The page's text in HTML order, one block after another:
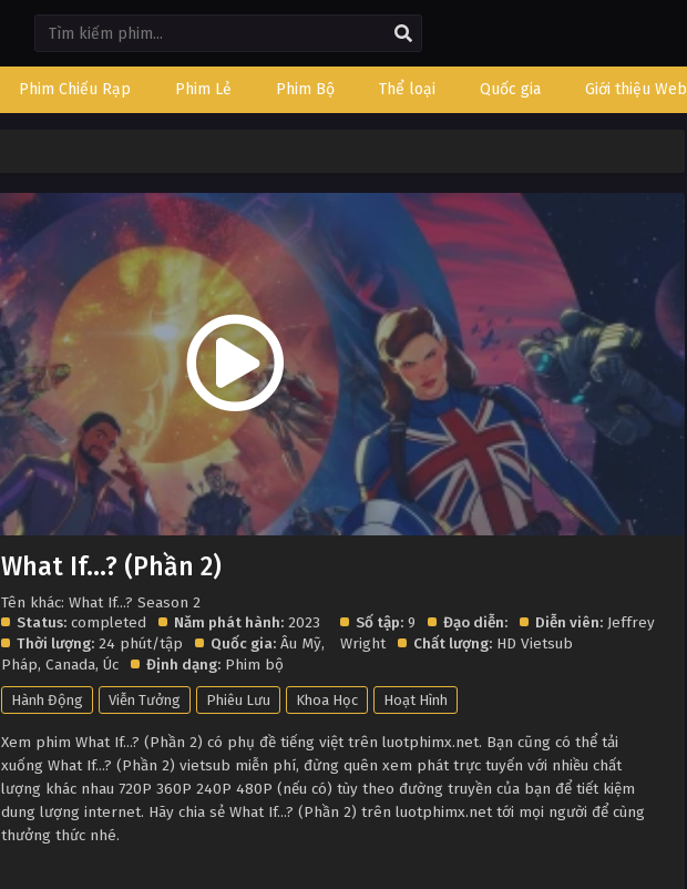
Phim Chiếu Rạp Phim Lẻ Phim Bộ Thể loại Quốc gia Giới thiệu Web
What If...? (Phần 2)
Tên khác: What If...? Season 2
Status: completed Năm phát hành: 2023
Thời lượng: 24 phút/tập Quốc gia: Âu Mỹ,
Pháp, Canada, Úc Định dạng: Phim bộ
Số tập:9 Đạo diễn: Diễn viên: Jeffrey
Wright
Chất lượng: HD Vietsub
Hành Động Viễn Tưởng Phiêu Lưu Khoa Học Hoạt Hình
Xem phim What If...? (Phần 2) có phụ đề tiếng việt trên luotphimx.net. Bạn cũng có thể tải
xuống What If...? (Phần 2) vietsub miễn phí, đừng quên xem phát trực tuyến với nhiều chất
lượng khác nhau 720P 360P 240P 480P (nếu có) tùy theo đường truyền của bạn để tiết kiệm
dung lượng internet. Hãy chia sẻ What If...? (Phần 2) trên luotphimx.net tới mọi người để cùng
thưởng thức nhé.